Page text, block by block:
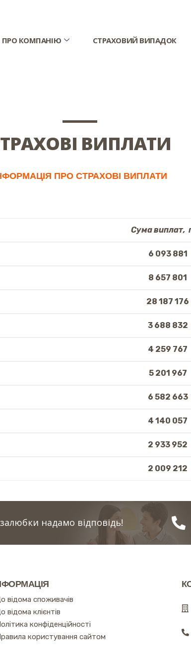
ПРО КОМПАНІЮ СТРАХОВИЙ ВИПАДОК
ВИПЛАТИ
ПРО СТРАХОВІ ВИПЛАТИ
Сума виплат,
6 093 881
8 657 801
28 187 176
3 688 832
4 259 767
5 201 967
6 582 663
4 140 057
2 933 952
2 009 212
надамо відповідь!
відома споживачів
відома клієнтів
конфіденційності
користування сайтом